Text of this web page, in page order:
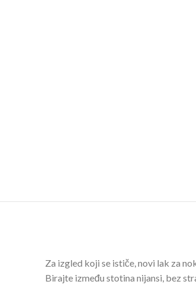
Za izgled koji se ističe, novi lak za
Birajte između stotina nijansi, bez